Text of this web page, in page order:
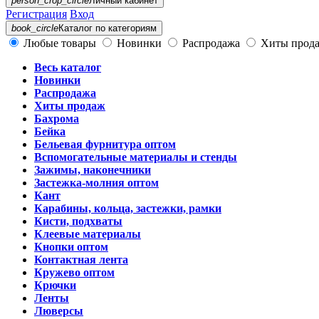
Регистрация Вход
book_circleКаталог по категориям
Любые товары Новинки Распродажа
Хиты
Весь каталог
Новинки
Распродажа
Хиты продаж
Бахрома
Бейка
Бельевая фурнитура оптом
Вспомогательные материалы и стенды
Зажимы, наконечники
Застежка-молния оптом
Кант
Карабины, кольца, застежки, рамки
Кисти, подхваты
Клеевые материалы
Кнопки оптом
Контактная лента
Кружево оптом
Крючки
Ленты
Люверсы